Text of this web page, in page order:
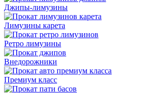
Джипы-лимузины
Лимузины карета
Ретро лимузины
Внедорожники
Премиум класс